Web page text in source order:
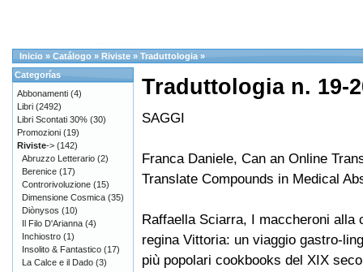
Inicio » Catálogo » Riviste » Traduttologia »
Traduttologia n. 19-
SAGGI
Franca Daniele, Can an Online
Translate Compounds in Medical
Raffaella Sciarra, I maccheroni alla
regina Vittoria: un viaggio gastro-
più popolari cookbooks del XIX
Categorías
Abbonamenti (4)
Libri (2492)
Libri Scontati 30% (30)
Promozioni (19)
Riviste-> (142)
Abruzzo Letterario (2)
Berenice (17)
Controrivoluzione (15)
Dimensione Cosmica (35)
Diònysos (10)
Il Filo D'Arianna (4)
Inchiostro (1)
Insolito & Fantastico (17)
La Calce e il Dado (3)